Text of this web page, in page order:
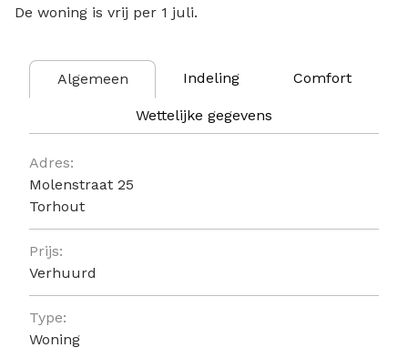
De woning is vrij per 1 juli.
Algemeen Indeling Comfort
Wettelijke gegevens
Algemeen
Adres:
Molenstraat 25
Torhout
Prijs:
Verhuurd
Type:
Woning